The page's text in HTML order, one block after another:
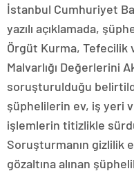
İstanbul Cumhuriyet
yazılı açıklamada,
Örgüt Kurma, Tefecilik
Malvarlığı Değerlerini
soruşturulduğu
şüphelilerin ev, iş yeri
işlemlerin titizlikle
Soruşturmanın gizlilik
gözaltına alınan